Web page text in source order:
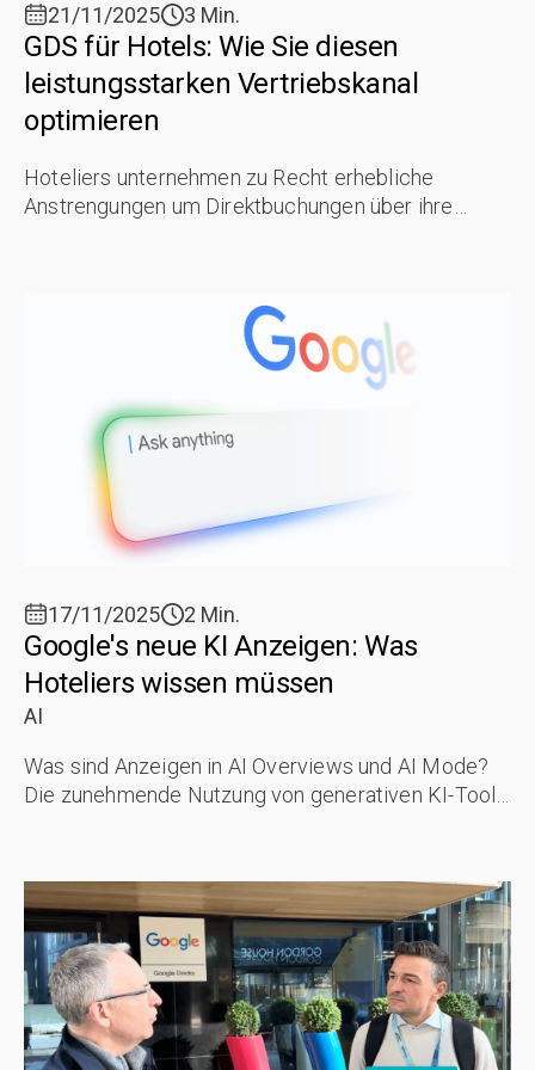
21/11/2025 3 Min.
GDS für Hotels: Wie Sie diesen
leistungsstarken Vertriebskanal
optimieren
Hoteliers unternehmen zu Recht erhebliche
Anstrengungen um Direktbuchungen über ihre
17/11/2025 2 Min.
Google's neue KI Anzeigen: Was
Hoteliers wissen müssen
AI
Was sind Anzeigen in AI Overviews und AI Mode?
Die zunehmende Nutzung von generativen KI-Tools